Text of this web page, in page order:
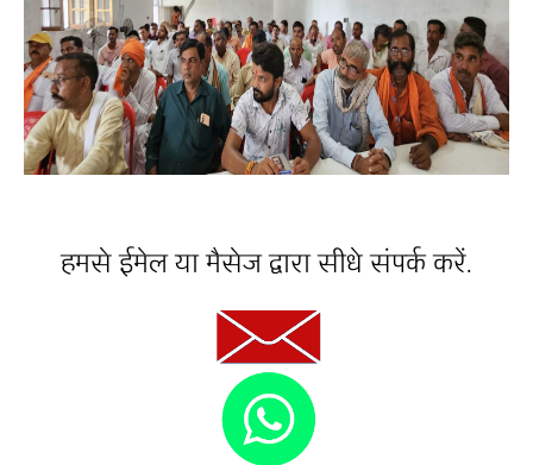
हमसे ईमेल या मैसेज द्वारा सीधे संपर्क करें.